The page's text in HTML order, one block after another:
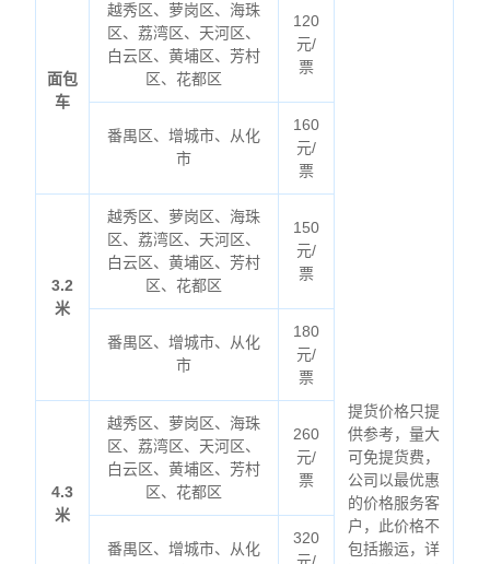
面包
车
越秀区、萝岗区、海珠
区、荔湾区、天河区、
白云区、黄埔区、芳村
区、花都区
120
元/
票
提货价格只提
供参考，量大
可免提货费，
公司以最优惠
的价格服务客
户，此价格不
包括搬运，详
番禺区、增城市、从化
市
160
元/
票
3.2
米
越秀区、萝岗区、海珠
区、荔湾区、天河区、
白云区、黄埔区、芳村
区、花都区
150
元/
票
番禺区、增城市、从化
市
180
元/
票
4.3
米
越秀区、萝岗区、海珠
区、荔湾区、天河区、
白云区、黄埔区、芳村
区、花都区
260
元/
票
番禺区、增城市、从化
320